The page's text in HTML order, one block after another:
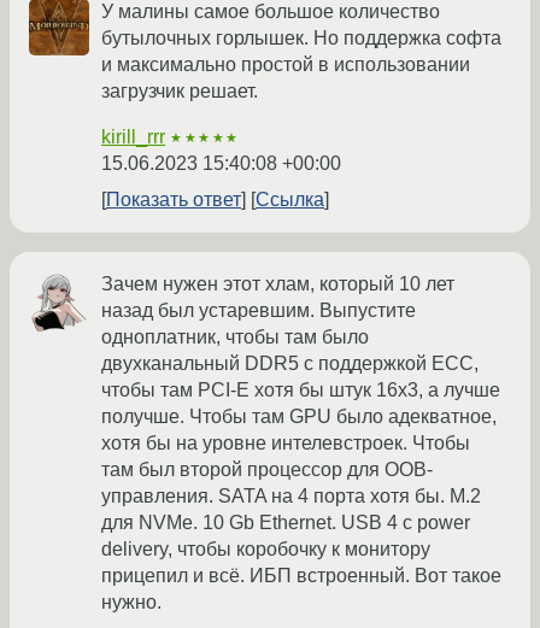
У малины самое большое количество
бутылочных горлышек. Но поддержка софта
и максимально простой в использовании
загрузчик решает.
kirill_rrr ★★★★★
15.06.2023 15:40:08 +00:00
Показать ответ
Ссылка
Зачем нужен этот хлам, который 10 лет
назад был устаревшим. Выпустите
одноплатник, чтобы там было
двухканальный DDR5 с поддержкой ECC,
чтобы там PCI-E хотя бы штук 16x3, а лучше
получше. Чтобы там GPU было адекватное,
хотя бы на уровне интелевстроек. Чтобы
там был второй процессор для OOB-
управления. SATA на 4 порта хотя бы. M.2
для NVMe. 10 Gb Ethernet. USB 4 с power
delivery, чтобы коробочку к монитору
прицепил и всё. ИБП встроенный. Вот такое
нужно.